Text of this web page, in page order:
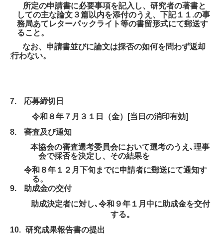
研究助成事業 留学研究助成
募集要項 留学研究助成事業
留学研究助成者からの便り
イベント情報
１００周年記念事業
リンク集
所定の申請書に必要事項を記入し、研究者の著書と
しての主な論文３篇以内を添付のうえ、下記１１ .の事
務局あてレターパックライト等の書留形式にて郵送す
ること。
なお、申請書並びに論文は採否の如何を問わず返却
は行わない。
7.
応募締切日
令和８年７月３１日（金）[当日の消印有効]
8.
審査及び通知
本協会の審査選考委員会において選考のうえ､理事
会で採否を決定し、その結果を
令和８年１２月下旬までに申請者に郵送にて通知す
る。
9.
助成金の交付
助成決定者に対し､令和９年１月中に助成金を交付
する。
10. 研究成果報告書の提出